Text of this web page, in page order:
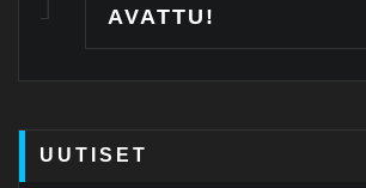
AVATTU!
UUTISET